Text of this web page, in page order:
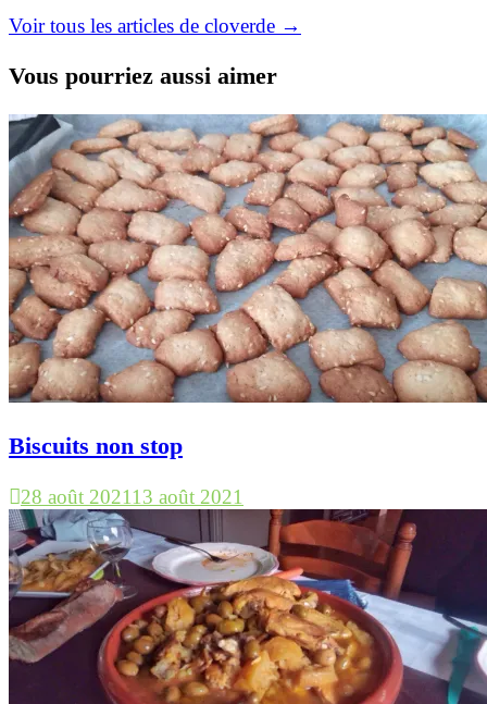
Voir tous les articles de cloverde →
Vous pourriez aussi aimer
Biscuits non stop
28 août 202113 août 2021